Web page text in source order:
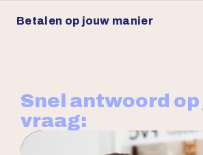
Betalen op jouw manier
Snel antwoord op
vraag: